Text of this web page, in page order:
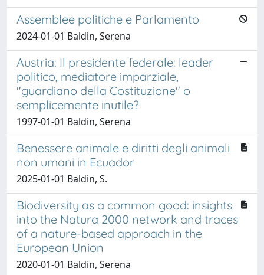
Assemblee politiche e Parlamento
2024-01-01 Baldin, Serena
Austria: Il presidente federale: leader
politico, mediatore imparziale,
"guardiano della Costituzione" o
semplicemente inutile?
1997-01-01 Baldin, Serena
Benessere animale e diritti degli animali
non umani in Ecuador
2025-01-01 Baldin, S.
Biodiversity as a common good: insights
into the Natura 2000 network and traces
of a nature-based approach in the
European Union
2020-01-01 Baldin, Serena